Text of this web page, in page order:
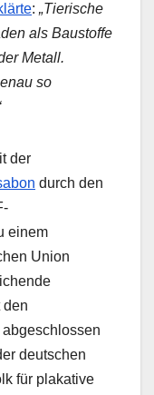
: „Tierische
als Baustoffe
Metall.
so
der
durch den
einem
Union
den
deutschen
für plakative